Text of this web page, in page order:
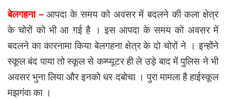
बेलगहना –आपदा के समय को अवसर में बदलने की कला क्षेत्र
के चोरों को भी आ गई है । इस आपदा के समय को अवसर में
बदलने का कारनामा किया बेलगहना क्षेत्र के दो चोरों ने । इन्होंने
स्कूल बंद पाया तो स्कूल से कम्प्यूटर ही ले उड़े बाद में पुलिस ने भी
अवसर भुना लिया और इनको धर दबोचा । पुरा मामला है हाईस्कूल
मझगंवा का ।